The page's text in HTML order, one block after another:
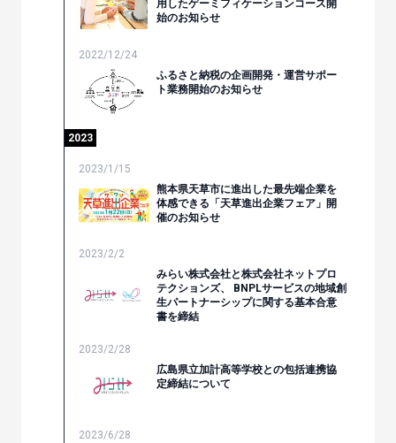
用したゲーミフィケーションコース開
始のお知らせ
2022/12/24
ふるさと納税の企画開発・運営サポー
ト業務開始のお知らせ
2023
2023/1/15
熊本県天草市に進出した最先端企業を
体感できる「天草進出企業フェア」開
催のお知らせ
2023/2/2
みらい株式会社と株式会社ネットプロ
テクションズ、 BNPLサービスの地域創
生パートナーシップに関する基本合意
書を締結
2023/2/28
広島県立加計高等学校との包括連携協
定締結について
2023/6/28